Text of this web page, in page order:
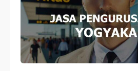
Legalisir
Apostille
Penerjemah
Legalisir
Apostille
Penerjemah